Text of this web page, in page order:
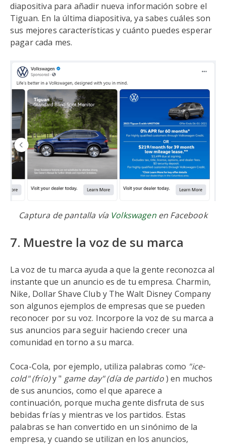
diapositiva para añadir nueva información sobre el
Tiguan. En la última diapositiva, ya sabes cuáles son
sus mejores características y cuánto puedes esperar
pagar cada mes.
Captura de pantalla vía Volkswagenen Facebook
7. Muestre la voz de su marca
La voz de tu marca ayuda a que la gente reconozca al
instante que un anuncio es de tu empresa. Charmin,
Nike, Dollar Shave Club y The Walt Disney Company
son algunos ejemplos de empresas que se pueden
reconocer por su voz. Incorpore la voz de su marca a
sus anuncios para seguir haciendo crecer una
comunidad en torno a su marca.
Coca-Cola, por ejemplo, utiliza palabras como "ice-
cold" (frío)y " game day" (día de partido) en muchos
de sus anuncios, como el que aparece a
continuación, porque mucha gente disfruta de sus
bebidas frías y mientras ve los partidos. Estas
palabras se han convertido en un sinónimo de la
empresa, y cuando se utilizan en los anuncios,